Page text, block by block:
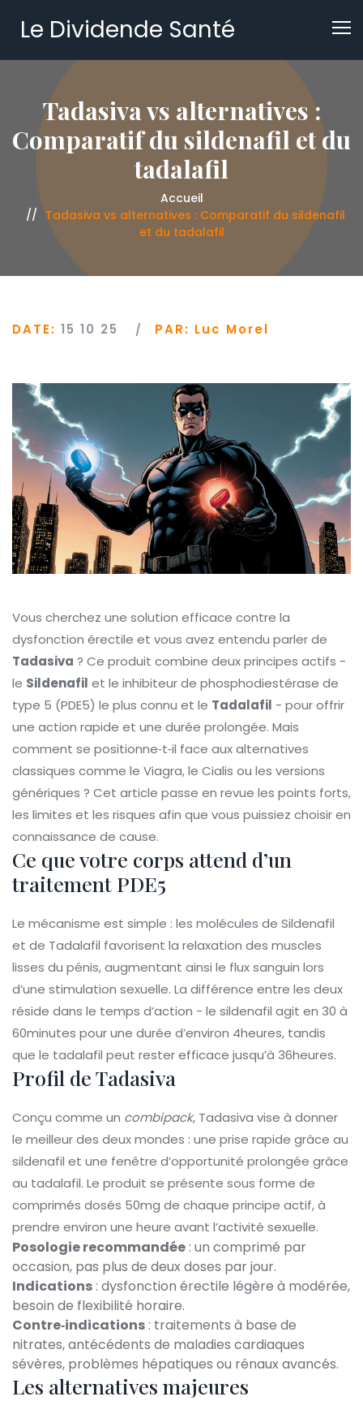
Le Dividende Santé
Tadasiva vs alternatives :
Comparatif du sildenafil et du
tadalafil
Accueil
Tadasiva vs alternatives : Comparatif du sildenafil
et du tadalafil
DATE: 15 10 25 PAR: Luc Morel
Vous cherchez une solution efficace contre la
dysfonction érectile et vous avez entendu parler de
Tadasiva ? Ce produit combine deux principes actifs -
le Sildenafil et le inhibiteur de phosphodiestérase de
type 5 (PDE5) le plus connu et le Tadalafil - pour offrir
une action rapide et une durée prolongée. Mais
comment se positionne‑t‑il face aux alternatives
classiques comme le Viagra, le Cialis ou les versions
génériques ? Cet article passe en revue les points forts,
les limites et les risques afin que vous puissiez choisir en
connaissance de cause.
Ce que votre corps attend d’un
traitement PDE5
Le mécanisme est simple : les molécules de Sildenafil
et de Tadalafil favorisent la relaxation des muscles
lisses du pénis, augmentant ainsi le flux sanguin lors
d’une stimulation sexuelle. La différence entre les deux
réside dans le temps d’action - le sildenafil agit en 30 à
60minutes pour une durée d’environ 4heures, tandis
que le tadalafil peut rester efficace jusqu’à 36heures.
Profil de Tadasiva
Conçu comme un combipack, Tadasiva vise à donner
le meilleur des deux mondes : une prise rapide grâce au
sildenafil et une fenêtre d’opportunité prolongée grâce
au tadalafil. Le produit se présente sous forme de
comprimés dosés 50mg de chaque principe actif, à
prendre environ une heure avant l’activité sexuelle.
Posologie recommandée: un comprimé par
occasion, pas plus de deux doses par jour.
Indications: dysfonction érectile légère à modérée,
besoin de flexibilité horaire.
Contre‑indications: traitements à base de
nitrates, antécédents de maladies cardiaques
sévères, problèmes hépatiques ou rénaux avancés.
Les alternatives majeures